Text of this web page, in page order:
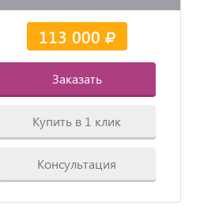
113 000
Заказать
Купить в 1 клик
Консультация